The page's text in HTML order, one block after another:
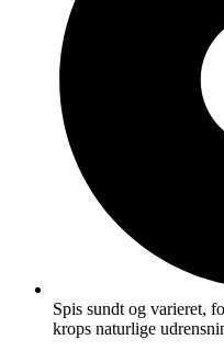
Spis sundt og varieret,
krops naturlige